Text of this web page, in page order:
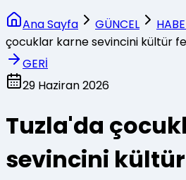
Ana Sayfa GÜNCEL
çocuklar karne sevincini kültür
GERİ
29 Haziran 2026
Tuzla'da
sevincini kültür